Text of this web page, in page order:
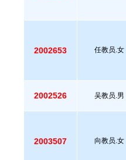
2002653 任教员.女
2002526 吴教员.男
2003507 向教员.女